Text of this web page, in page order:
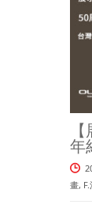
年
畫,